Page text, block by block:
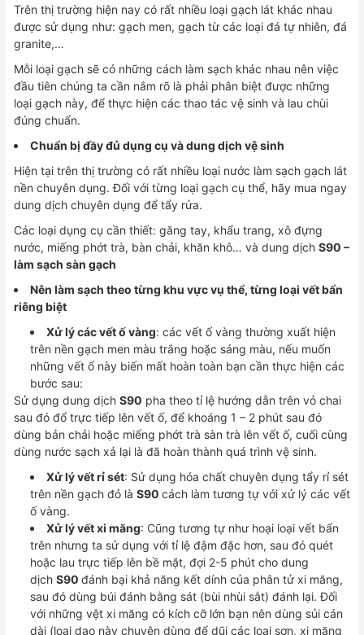
Mặt
Sàn
Gạch
lượng
Trên thị trường hiện nay có rất nhiều loại gạch lát khác nhau
được sử dụng như: gạch men, gạch từ các loại đá tự nhiên, đá
granite,…
Mỗi loại gạch sẽ có những cách làm sạch khác nhau nên việc
đầu tiên chúng ta cần nắm rõ là phải phân biệt được những
loại gạch này, để thực hiện các thao tác vệ sinh và lau chùi
đúng chuẩn.
Chuẩn bị đầy đủ dụng cụ và dung dịch vệ sinh
Hiện tại trên thị trường có rất nhiều loại nước làm sạch gạch lát
nền chuyên dụng. Đối với từng loại gạch cụ thể, hãy mua ngay
dung dịch chuyên dụng để tẩy rửa.
Các loại dụng cụ cần thiết: găng tay, khẩu trang, xô đựng
nước, miếng phớt trà, bàn chải, khăn khô… và dung dịch S90 –
làm sạch sàn gạch
Nên làm sạch theo từng khu vực vụ thể, từng loại vết bẩn
riêng biệt
Xử lý các vết ố vàng: các vết ố vàng thường xuất hiện
trên nền gạch men màu trắng hoặc sáng màu, nếu muốn
những vết ố này biến mất hoàn toàn bạn cần thực hiện các
bước sau:
Sử dụng dung dịch S90 pha theo tỉ lệ hướng dẫn trên vỏ chai
sau đó đổ trực tiếp lên vết ố, để khoáng 1 – 2 phút sau đó
dùng bản chải hoặc miếng phớt trà sàn trà lên vết ố, cuối cùng
dùng nước sạch xả lại là đã hoàn thành quá trình vệ sinh.
Xử lý vết rỉ sét: Sử dụng hóa chất chuyên dụng tẩy rỉ sét
trên nền gạch đỏ là S90 cách làm tương tự với xử lý các vết
ố vàng.
Xử lý vết xi măng: Cũng tương tự như hoại loại vết bẩn
trên nhưng ta sử dụng với tỉ lệ đậm đặc hơn, sau đó quét
hoặc lau trực tiếp lên bề mặt, đợi 2-5 phút cho dung
dịch S90 đánh bại khả năng kết dính của phân tử xi măng,
sau đó dùng búi đánh bằng sát (bùi nhùi sắt) đánh lại. Đối
với những vệt xi măng có kích cỡ lớn bạn nên dùng sủi cán
dài (loại dao này chuyên dùng để dũi các loại sơn, xi măng